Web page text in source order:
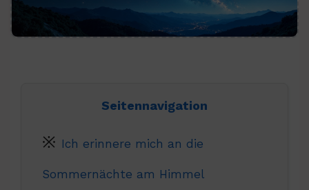
Seitennavigation
Ich erinnere mich an die
Sommernächte am Himmel